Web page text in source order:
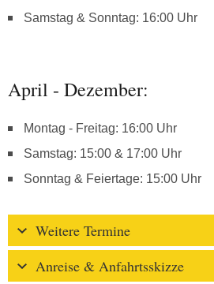
Samstag & Sonntag: 16:00 Uhr
April - Dezember:
Montag - Freitag: 16:00 Uhr
Samstag: 15:00 & 17:00 Uhr
Sonntag & Feiertage: 15:00 Uhr
Weitere Termine
Anreise & Anfahrtsskizze